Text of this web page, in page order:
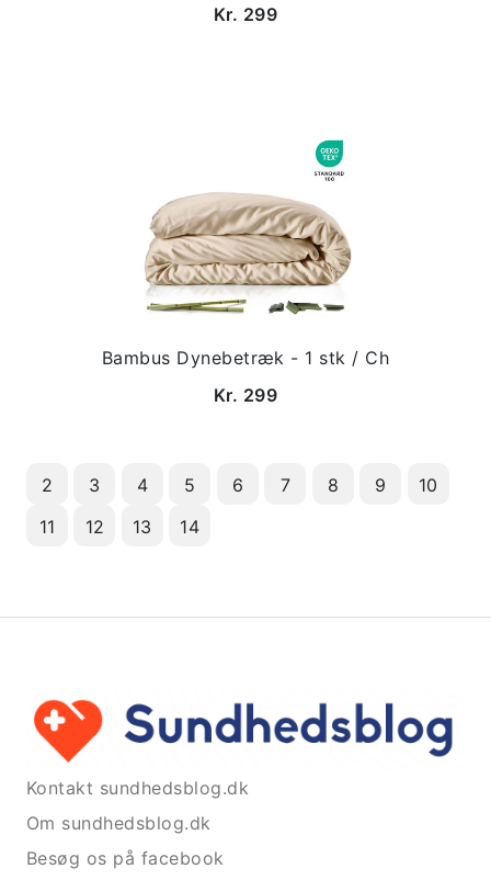
Kr. 299
Bambus Dynebetræk - 1 stk / Ch
Kr. 299
2 3 4 5 6 7 8 9
10
11
12 13 14
Kontakt sundhedsblog.dk
Om sundhedsblog.dk
Besøg os på facebook